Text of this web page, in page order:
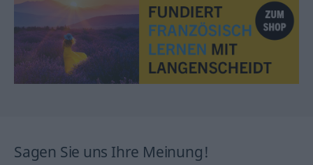
Sagen Sie uns Ihre Meinung!